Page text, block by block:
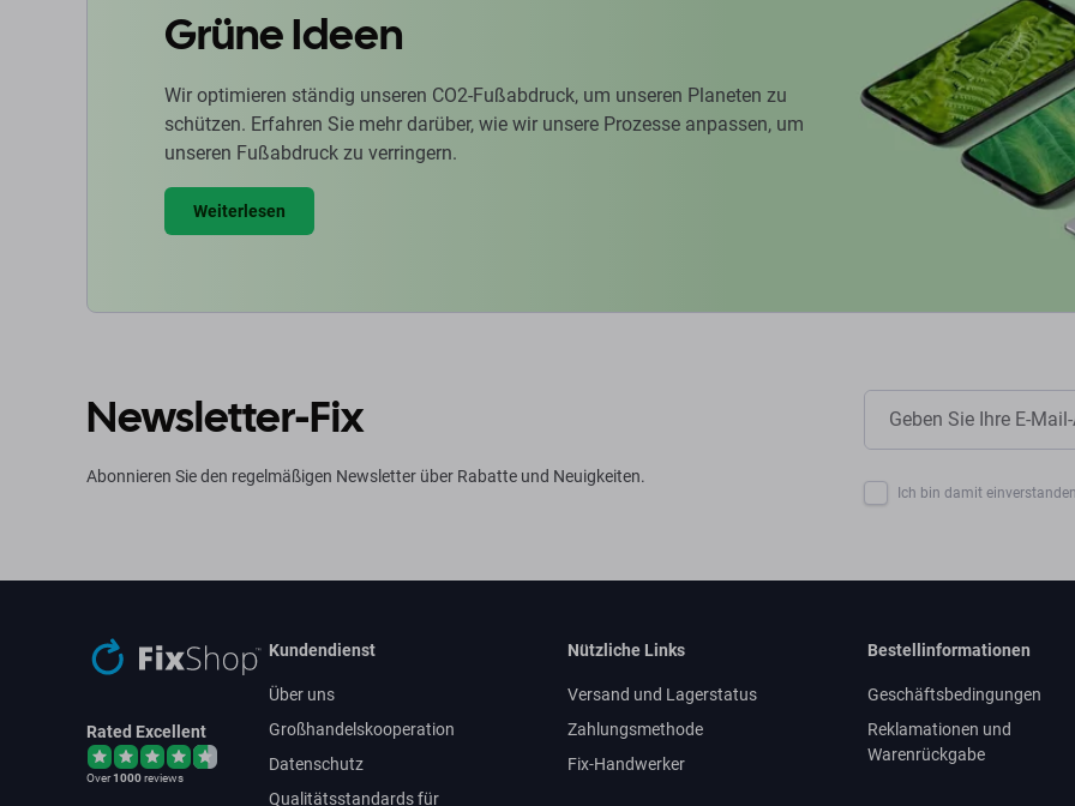
Grüne Ideen
Wir optimieren ständig unseren CO2-Fußabdruck, um unseren Planeten zu
schützen. Erfahren Sie mehr darüber, wie wir unsere Prozesse anpassen, um
unseren Fußabdruck zu verringern.
Weiterlesen
Newsletter-Fix
Abonnieren Sie den regelmäßigen Newsletter über Rabatte und Neuigkeiten.
Ich bin damit
Rated Excellent
Over1000reviews
Kundendienst
Über uns
Großhandelskooperation
Datenschutz
Qualitätsstandards für
Nützliche Links
Versand und Lagerstatus
Zahlungsmethode
Fix-Handwerker
Bestellinformationen
Geschäftsbedingungen
Reklamationen und
Warenrückgabe